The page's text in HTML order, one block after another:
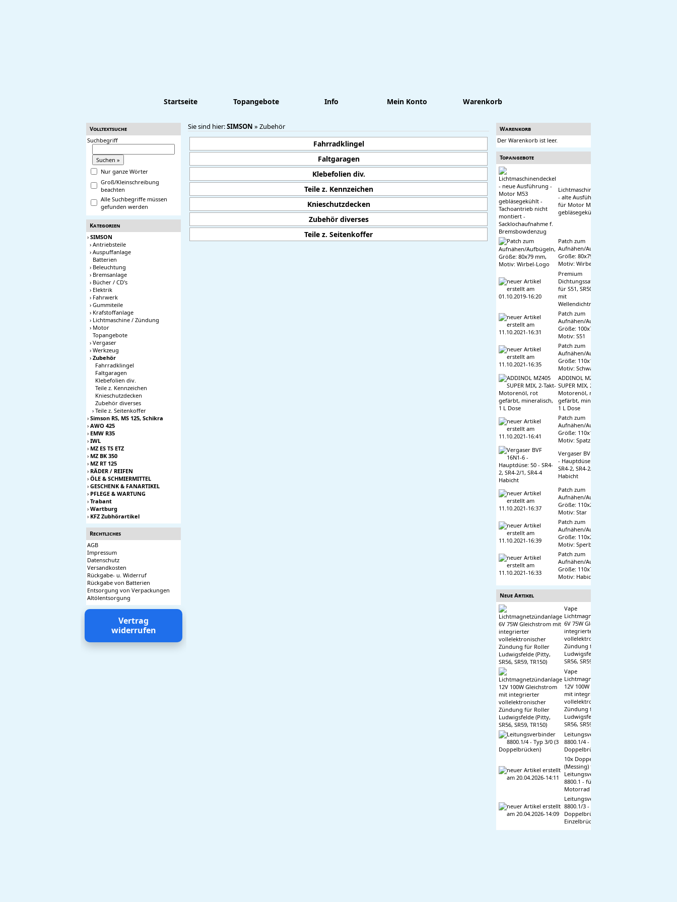
Startseite Topangebote Info Mein Konto Warenkorb
Volltextsuche
Suchbegriff
Nur ganze Wörter
Groß/Kleinschreibung
beachten
Alle Suchbegriffe müssen
gefunden werden
Kategorien
› SIMSON
› Antriebsteile
› Auspuffanlage
Batterien
› Beleuchtung
› Bremsanlage
› Bücher / CD's
› Elektrik
› Fahrwerk
› Gummiteile
› Krafstoffanlage
› Lichtmaschine / Zündung
› Motor
Topangebote
› Vergaser
› Werkzeug
› Zubehör
Fahrradklingel
Faltgaragen
Klebefolien div.
Teile z. Kennzeichen
Knieschutzdecken
Zubehör diverses
› Teile z. Seitenkoffer
› Simson RS, MS 125, Schikra
› AWO 425
› EMW R35
› IWL
› MZ ES TS ETZ
› MZ BK 350
› MZ RT 125
› RÄDER / REIFEN
› ÖLE & SCHMIERMITTEL
› GESCHENK & FANARTIKEL
› PFLEGE & WARTUNG
› Trabant
› Wartburg
› KFZ Zubhörartikel
Rechtliches
AGB
Impressum
Datenschutz
Versandkosten
Rückgabe- u. Widerruf
Rückgabe von Batterien
Entsorgung von Verpackungen
Altölentsorgung
Vertrag
widerrufen
Sie sind hier:SIMSON » Zubehör
Fahrradklingel
Faltgaragen
Klebefolien div.
Teile z. Kennzeichen
Knieschutzdecken
Zubehör diverses
Teile z. Seitenkoffer
Warenkorb
Der Warenkorb ist leer.
Topangebote
Lichtmaschinendeckel
- alte Ausführung -
für Motor M53
gebläsegekühlt
Patch zum
Aufnähen/Aufbügeln,
Größe: 80x79 mm,
Motiv: Wirbel-Logo
Premium
Dichtungssatz, kpl.
für S51, SR50, KR51/2
mit
Wellendichtringen
Patch zum
Aufnähen/Aufbügeln,
Größe: 100x76 mm,
Motiv: S51
Patch zum
Aufnähen/Aufbügeln,
Größe: 110x17mm,
Motiv: Schwalbe
ADDINOL MZ405
SUPER MIX, 2-Takt-
Motorenöl, rot
gefärbt, mineralisch,
1 L Dose
Patch zum
Aufnähen/Aufbügeln,
Größe: 110x19 mm,
Motiv: Spatz
Vergaser BVF 16N1-6
- Hauptdüse: 50 -
SR4-2, SR4-2/1, SR4-4
Habicht
Patch zum
Aufnähen/Aufbügeln,
Größe: 110x21 mm,
Motiv: Star
Patch zum
Aufnähen/Aufbügeln,
Größe: 110x27 mm,
Motiv: Sperber
Patch zum
Aufnähen/Aufbügeln,
Größe: 110x75 mm,
Motiv: Habicht
Neue Artikel
Vape
Lichtmagnetzündanlage
6V 75W Gleichstrom mit
integrierter
vollelektronischer
Zündung für Roller
Ludwigsfelde (Pitty,
SR56, SR59, TR150)
Vape
Lichtmagnetzündanlage
12V 100W Gleichstrom
mit integrierter
vollelektronischer
Zündung für Roller
Ludwigsfelde (Pitty,
SR56, SR59, TR150)
Leitungsverbinder
8800.1/4 - Typ 3/0 (3
Doppelbrücken)
10x Doppelbrücken
(Messing) f.
Leitungsverbinder
8800.1 - für Mokick +
Motorrad
Leitungsverbinder
8800.1/3 - Typ 2/4 (2
Doppelbrücken + 4
Einzelbrücken)